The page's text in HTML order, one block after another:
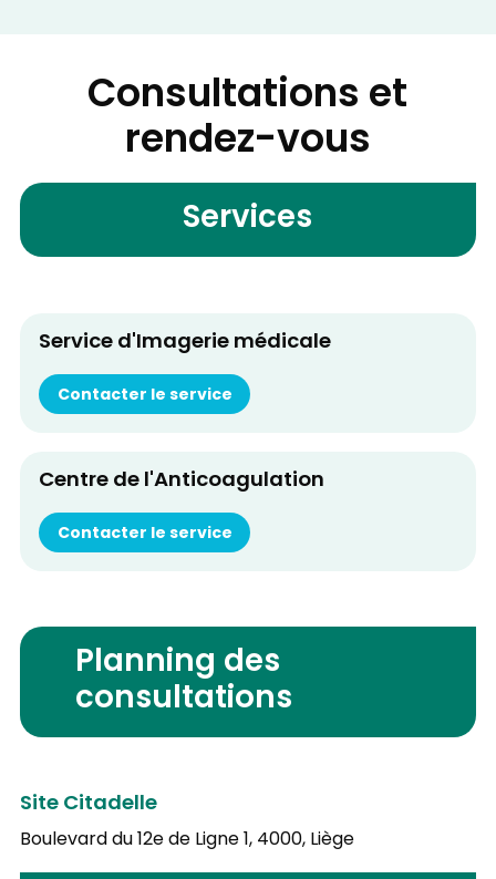
Consultations et
rendez-vous
Services
Service d'Imagerie médicale
Contacter le service
Centre de l'Anticoagulation
Contacter le service
Planning des
consultations
Site Citadelle
Boulevard du 12e de Ligne 1,4000, Liège